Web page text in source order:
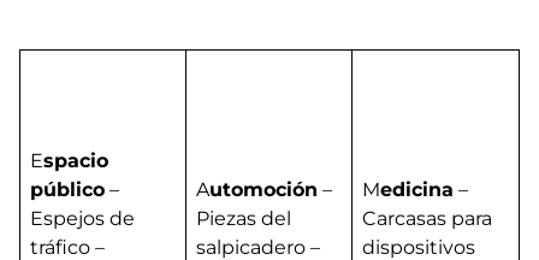
Espacio
público –
Espejos de
tráfico –
Automoción –
Piezas del
salpicadero –
Medicina –
Carcasas para
dispositivos